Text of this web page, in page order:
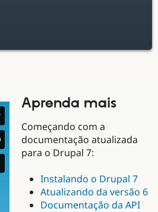
Aprenda mais
Começando com a
documentação atualizada
para o Drupal 7:
Instalando o Drupal 7
Atualizando da versão 6
Documentação da API